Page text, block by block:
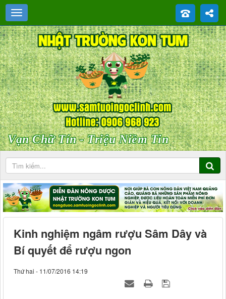
Vạn Chữ Tín - Triệu Niềm Tin
Kinh nghiệm ngâm rượu Sâm Dây và
Bí quyết để rượu ngon
Thứ hai - 11/07/2016 14:19